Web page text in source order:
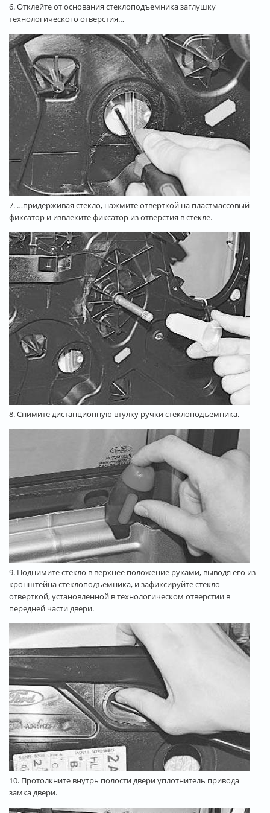
6. Отклейте от основания стеклоподъемника заглушку
технологического отверстия…
7. …придерживая стекло, нажмите отверткой на пластмассовый
фиксатор и извлеките фиксатор из отверстия в стекле.
8. Снимите дистанционную втулку ручки стеклоподъемника.
9. Поднимите стекло в верхнее положение руками, выводя его из
кронштейна стеклоподъемника, и зафиксируйте стекло
отверткой, установленной в технологическом отверстии в
передней части двери.
10. Протолкните внутрь полости двери уплотнитель привода
замка двери.